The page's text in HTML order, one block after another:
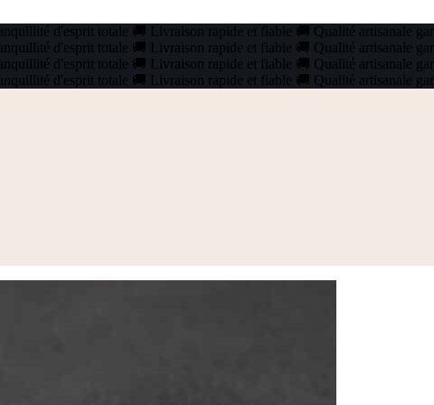
d'esprit totale 🚚 Livraison rapide et fiable 🚚 Qualité artisanale
d'esprit totale 🚚 Livraison rapide et fiable 🚚 Qualité artisanale
d'esprit totale 🚚 Livraison rapide et fiable 🚚 Qualité artisanale
d'esprit totale 🚚 Livraison rapide et fiable 🚚 Qualité artisanale